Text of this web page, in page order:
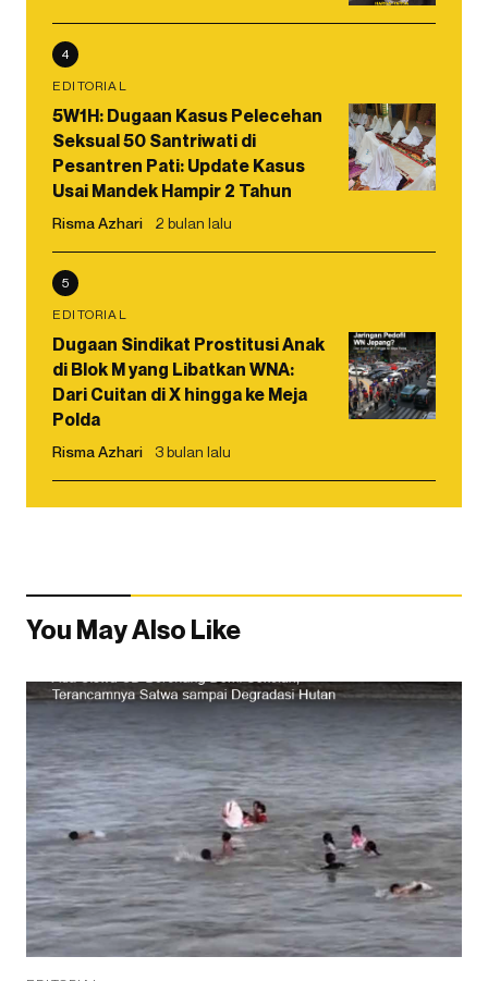
4
EDITORIAL
5W1H: Dugaan Kasus Pelecehan
Seksual 50 Santriwati di
Pesantren Pati: Update Kasus
Usai Mandek Hampir 2 Tahun
Risma Azhari 2 bulan lalu
5
EDITORIAL
Dugaan Sindikat Prostitusi Anak
di Blok M yang Libatkan WNA:
Dari Cuitan di X hingga ke Meja
Polda
Risma Azhari 3 bulan lalu
You May Also Like